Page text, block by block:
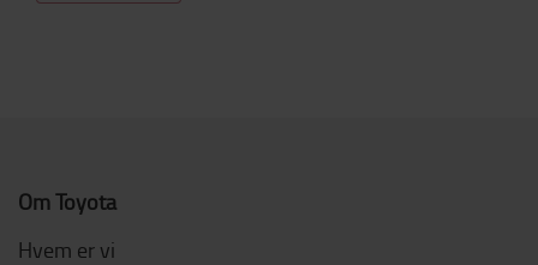
Om Toyota
Hvem er vi